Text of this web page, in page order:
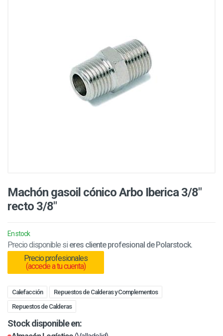
Machón gasoil cónico Arbo Iberica 3/8"
recto 3/8"
En stock
Precio disponible si eres cliente profesional de Polarstock.
Precio profesionales
(accede a tu cuenta)
Calefacción
Repuestos de Calderas y Complementos
Repuestos de Calderas
Stock disponible en: